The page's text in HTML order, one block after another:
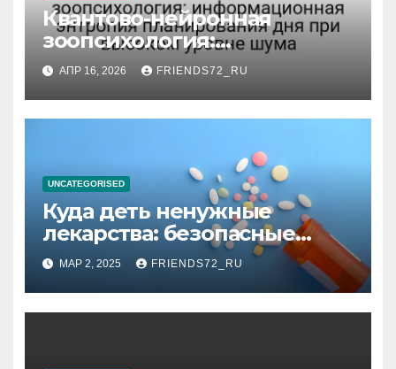
Квантово-нейронная
зоопсихология:
информационная энтропия
планирования дня при
высоком уровне шума
АПР 16, 2026 FRIENDS72_RU
UNCATEGORISED
Куда деть ненужные
лекарства: безопасные
способы утилизации
МАР 2, 2025 FRIENDS72_RU